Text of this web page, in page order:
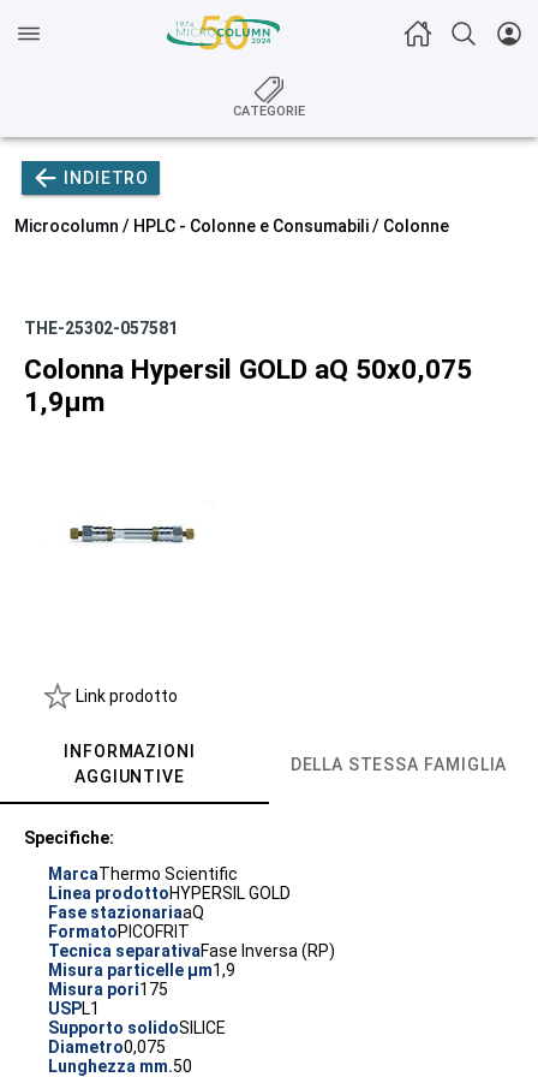
CATEGORIE
INDIETRO
Microcolumn / HPLC - Colonne e Consumabili/ Colonne
THE-25302-057581
Colonna Hypersil GOLD aQ 50x0,075
1,9µm
Link prodotto
INFORMAZIONI
AGGIUNTIVE
DELLA STESSA FAMIGLIA
Specifiche:
MarcaThermo Scientific
Linea prodottoHYPERSIL GOLD
Fase stazionariaaQ
FormatoPICOFRIT
Tecnica separativaFase Inversa (RP)
Misura particelle µm1,9
Misura pori175
USPL1
Supporto solidoSILICE
Diametro0,075
Lunghezza mm.50